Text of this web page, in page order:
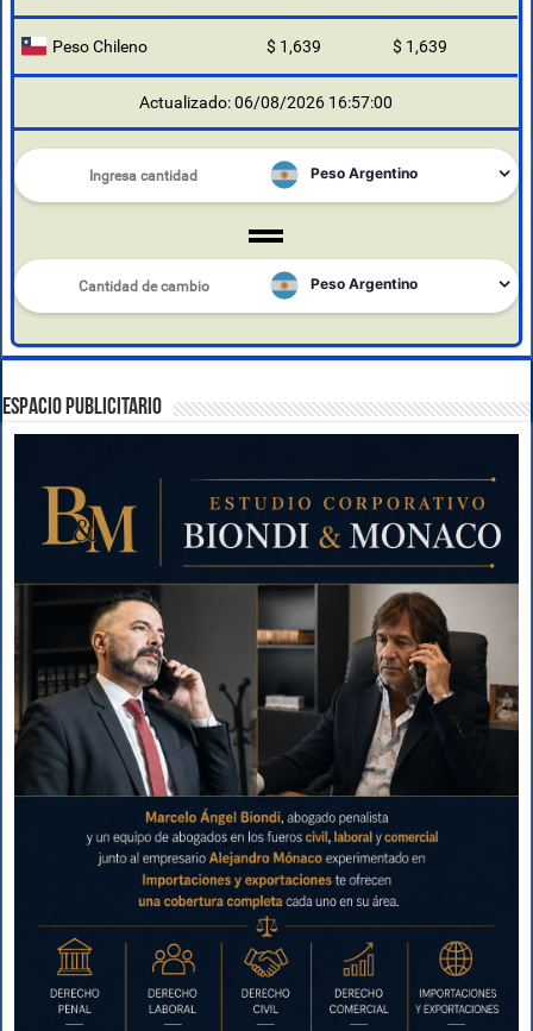
Peso Chileno $ 1,639 $ 1,639
Actualizado: 06/08/2026 16:57:00
ESPACIO PUBLICITARIO